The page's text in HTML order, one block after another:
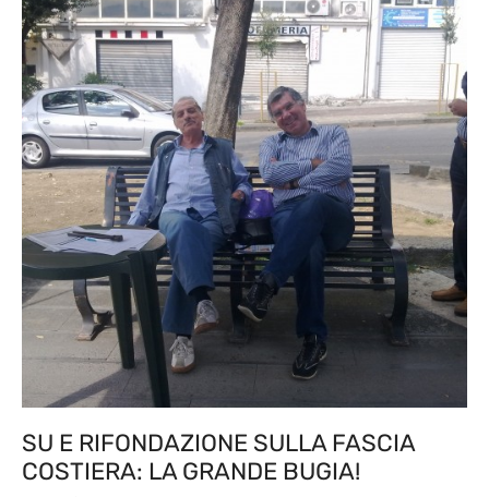
SU E RIFONDAZIONE SULLA FASCIA
COSTIERA: LA GRANDE BUGIA!